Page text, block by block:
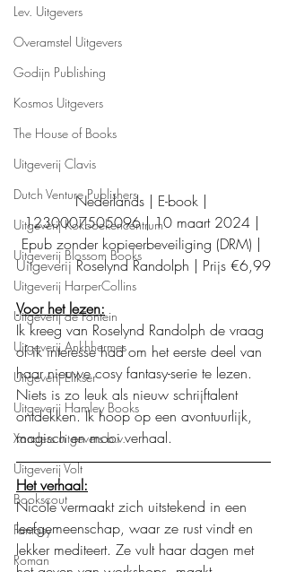
Lev. Uitgevers
Overamstel Uitgevers
Godijn Publishing
Kosmos Uitgevers
The House of Books
Uitgeverij Clavis
Dutch Venture Publishers
Uitgeverij Kokboekencentrum
Uitgeverij Blossom Books
Uitgeverij HarperCollins
Uitgeverij de Fontein
Uitgeverij Ankhhermes
Uitgeverij Elikser
Uitgeverij Hamley Books
Xanders uitgevers b.v.
Uitgeverij Volt
Bookscout
Fantasy
Roman
Nederlands | E-book |
1230007505096 | 10 maart 2024 |
Epub zonder kopieerbeveiliging (DRM) |
Uitgeverij Roselynd Randolph | Prijs €6,99
Voor het lezen:
Ik kreeg van Roselynd Randolph de vraag
of ik interesse had om het eerste deel van
haar nieuwe cosy fantasy-serie te lezen.
Niets is zo leuk als nieuw schrijftalent
ontdekken. Ik hoop op een avontuurlijk,
magisch en mooi verhaal.
Het verhaal:
Nicole vermaakt zich uitstekend in een
leefgemeenschap, waar ze rust vindt en
lekker mediteert. Ze vult haar dagen met